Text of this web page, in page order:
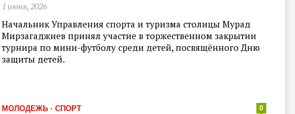
1 июня, 2026
Начальник Управления спорта и туризма столицы Мурад
Мирзагаджиев принял участие в торжественном закрытии
турнира по мини-футболу среди детей, посвящённого Дню
защиты детей.
МОЛОДЕЖЬ · СПОРТ 0